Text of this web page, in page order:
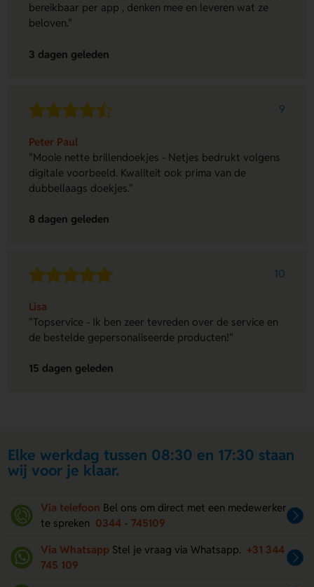
bereikbaar per app , denken mee en leveren wat ze
beloven."
3 dagen geleden
9
Peter Paul
"Mooie nette brillendoekjes - Netjes bedrukt volgens
digitale voorbeeld. Kwaliteit ook prima van de
dubbellaags doekjes."
8 dagen geleden
10
Lisa
"Topservice - Ik ben zeer tevreden over de service en
de bestelde gepersonaliseerde producten!"
15 dagen geleden
Elke werkdag tussen 08:30 en 17:30 staan
wij voor je klaar.
Via telefoon Bel ons om direct met een medewerker
te spreken 0344 - 745109
Via Whatsapp Stel je vraag via Whatsapp. +31 344
745 109